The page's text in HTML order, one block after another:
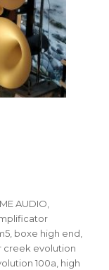
AUDIO,
, boxe high end,
creek evolution
100a, high